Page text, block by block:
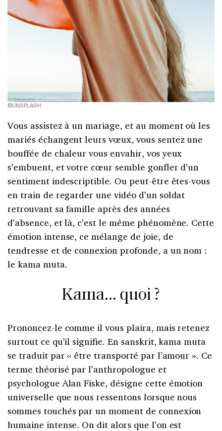
©UNSPLASH
Vous assistez à un mariage, et au moment où les
mariés échangent leurs vœux, vous sentez une
bouffée de chaleur vous envahir, vos yeux
s’embuent, et votre cœur semble gonfler d’un
sentiment indescriptible. Ou peut-être êtes-vous
en train de regarder une vidéo d’un soldat
retrouvant sa famille après des années
d’absence, et là, c’est le même phénomène. Cette
émotion intense, ce mélange de joie, de
tendresse et de connexion profonde, a un nom :
le kama muta.
Kama… quoi ?
Prononcez-le comme il vous plaira, mais retenez
surtout ce qu’il signifie. En sanskrit, kama muta
se traduit par « être transporté par l’amour ». Ce
terme théorisé par l’anthropologue et
psychologue Alan Fiske, désigne cette émotion
universelle que nous ressentons lorsque nous
sommes touchés par un moment de connexion
humaine intense. On dit alors que l’on est